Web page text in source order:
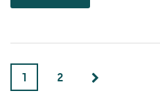
1 2